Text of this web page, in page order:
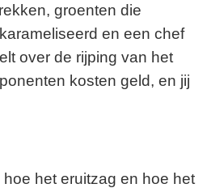
groenten die
en een chef
over de rijping van het
kosten geld, en jij
het eruitzag en hoe het